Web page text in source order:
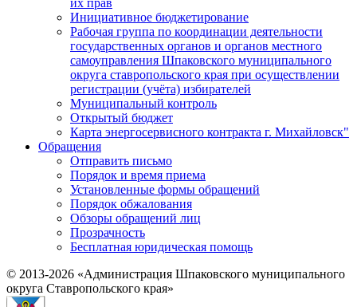
их прав
Инициативное бюджетирование
Рабочая группа по координации деятельности
государственных органов и органов местного
самоуправления Шпаковского муниципального
округа ставропольского края при осуществлении
регистрации (учёта) избирателей
Муниципальный контроль
Открытый бюджет
Карта энергосервисного контракта г. Михайловск"
Обращения
Отправить письмо
Порядок и время приема
Установленные формы обращений
Порядок обжалования
Обзоры обращений лиц
Прозрачность
Бесплатная юридическая помощь
© 2013-2026 «Администрация Шпаковского муниципального
округа Ставропольского края»